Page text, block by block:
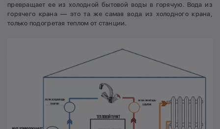
превращает ее из холодной бытовой воды в горячую. Вода из
горячего крана — это та же самая вода из холодного крана,
только подогретая теплом от станции.